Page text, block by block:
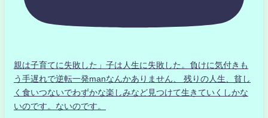
親は子育てに失敗した」子は人生に失敗した。負けに気付きも
う手遅れで逆転一発manなんかありません、 残りの人生、貧し
く食いつないでわずかな楽しみなど見つけて生きていくしかな
いのです。ないのです。